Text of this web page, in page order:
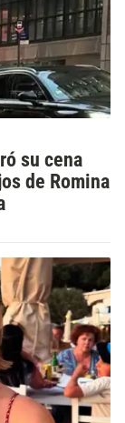
su cena
de Romina